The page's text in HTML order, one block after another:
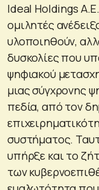
Ideal Holdings
ομιλητές
υλοποιηθούν,
δυσκολίες που
ψηφιακού
μιας σύγχρονης
πεδία, από τον
συστήματος.
υπήρξε και το
των